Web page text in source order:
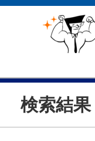
検索結果